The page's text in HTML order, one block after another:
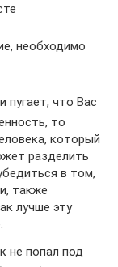
необходимо
пугает, что Вас
то
который
разделить
в том,
также
лучше эту
не попал под